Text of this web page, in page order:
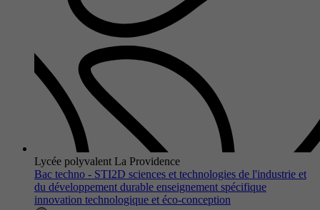
Lycée polyvalent La Providence
Bac techno - STI2D sciences et technologies de l'industrie et
du développement durable enseignement spécifique
innovation technologique et éco-conception